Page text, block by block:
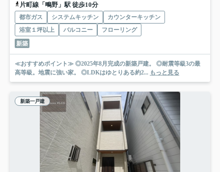
片町線「鴫野」駅 徒歩10分
都市ガス システムキッチン
カウンターキッチン
浴室１坪以上
バルコニー
フローリング
新築
≪おすすめポイント≫ ◎2025年8月完成の新築戸建。 ◎耐震等級3の最
高等級。地震に強い家。 ◎LDKはゆとりある約2... もっと見る
新築一戸建